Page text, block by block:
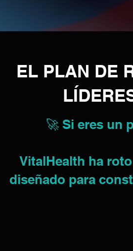
EL PLAN DE
🚀 Si eres un
VitalHealth ha
diseñado para